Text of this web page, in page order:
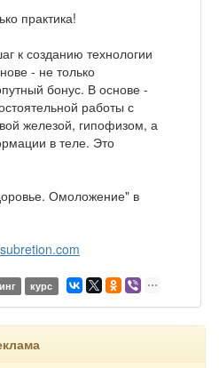
практика!
к созданию технологии
- не только
бонус. В основе -
работы с
железой, гипофизом, а
в теле. Это
Омоложение" в
subretion.com
курс